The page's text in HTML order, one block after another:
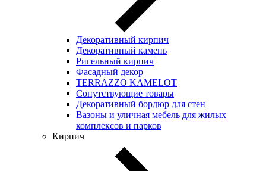
Декоративный кирпич
Декоративный камень
Ригельный кирпич
Фасадный декор
TERRAZZO KAMELOT
Сопутствующие товары
Декоративный бордюр для стен
Вазоны и уличная мебель для жилых
комплексов и парков
Кирпич